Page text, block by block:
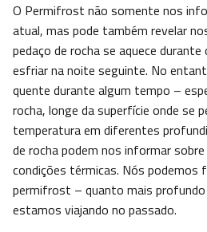
O Permifrost não somente nos
atual, mas pode também revelar
pedaço de rocha se aquece durante
esfriar na noite seguinte. No
quente durante algum tempo –
rocha, longe da superfície onde se
temperatura em diferentes
de rocha podem nos informar
condições térmicas. Nós podemos
permifrost – quanto mais
estamos viajando no passado.